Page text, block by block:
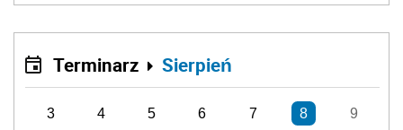
Terminarz Sierpień
3 4 5 6 7 8 9